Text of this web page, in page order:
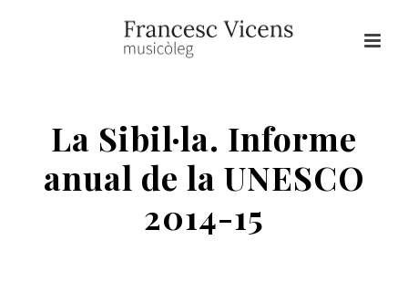
La Sibil·la. Informe
anual de la UNESCO
2014-15